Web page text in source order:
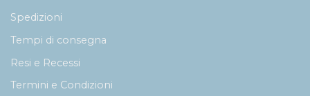
Spedizioni
Tempi di consegna
Resi e Recessi
Termini e Condizioni